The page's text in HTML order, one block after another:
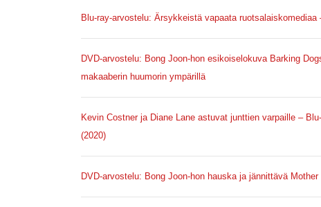
Blu-ray-arvostelu: Ärsykkeistä vapaata ruotsalaiskomediaa
DVD-arvostelu: Bong Joon-hon esikoiselokuva Barking
makaaberin huumorin ympärillä
Kevin Costner ja Diane Lane astuvat junttien varpaille –
(2020)
DVD-arvostelu: Bong Joon-hon hauska ja jännittävä Mother